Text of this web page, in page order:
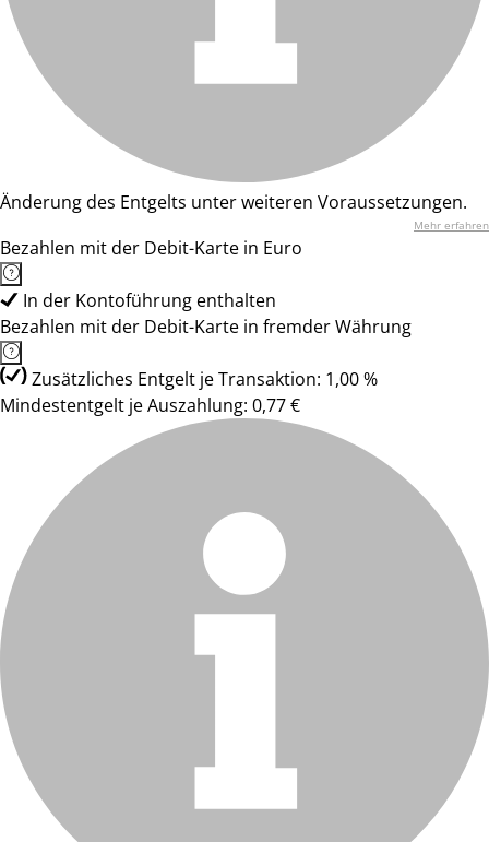
Änderung des Entgelts unter weiteren Voraussetzungen.
Mehr erfahren
Bezahlen mit der Debit-Karte in Euro
In der Kontoführung enthalten
Bezahlen mit der Debit-Karte in fremder Währung
Zusätzliches Entgelt je Transaktion: 1,00 %
Mindestentgelt je Auszahlung: 0,77 €